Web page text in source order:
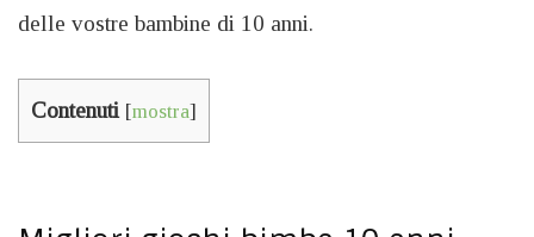
delle vostre bambine di 10 anni.
Contenuti [mostra]